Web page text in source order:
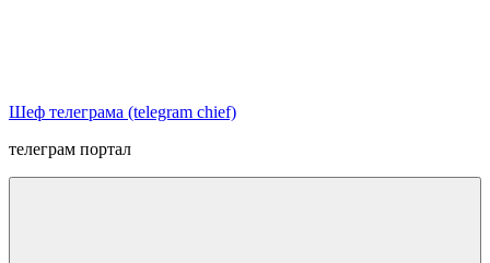
Шеф телеграма (telegram chief)
телеграм портал